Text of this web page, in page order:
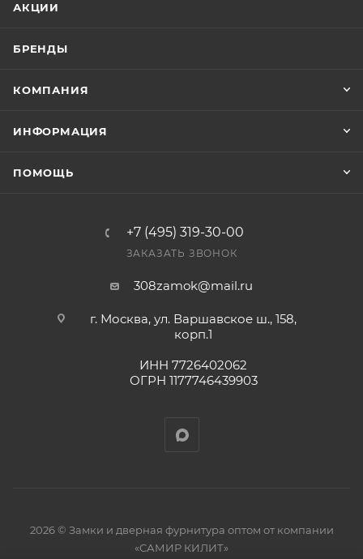
счете после проверки товара на наличие на складе.
оплата выставленного счета.
АКЦИИ
БРЕНДЫ
КОМПАНИЯ
ИНФОРМАЦИЯ
ПОМОЩЬ
+7 (495) 319-30-00
ЗАКАЗАТЬ ЗВОНОК
308zamok@mail.ru
г. Москва, ул. Варшавское ш., 158,
корп.1
ИНН 7726402062
ОГРН 1177746439903
2026 © Замки и дверная фурнитура оптом от компании
«САМИР КИЛИТ»